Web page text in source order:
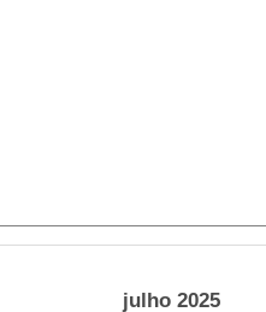
julho 2025